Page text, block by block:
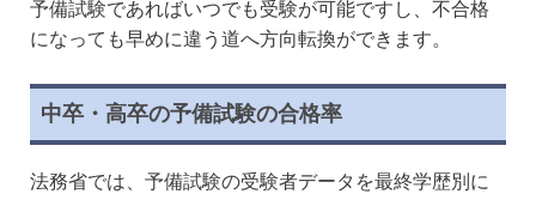
予備試験であればいつでも受験が可能ですし、不合格
になっても早めに違う道へ方向転換ができます。
中卒・高卒の予備試験の合格率
法務省では、予備試験の受験者データを最終学歴別に